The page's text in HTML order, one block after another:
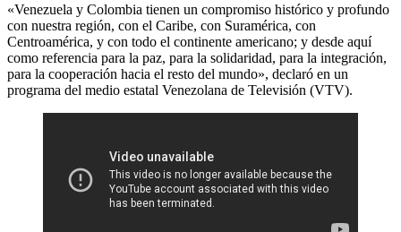
«Venezuela y Colombia tienen un compromiso histórico y profundo
con nuestra región, con el Caribe, con Suramérica, con
Centroamérica, y con todo el continente americano; y desde aquí
como referencia para la paz, para la solidaridad, para la integración,
para la cooperación hacia el resto del mundo», declaró en un
programa del medio estatal Venezolana de Televisión (VTV).